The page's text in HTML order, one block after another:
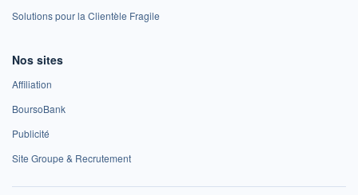
Solutions pour la Clientèle Fragile
Nos sites
Affiliation
BoursoBank
Publicité
Site Groupe & Recrutement